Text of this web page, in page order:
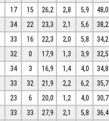
17 15 26,2 2,8 5,9
34 22 23,3 2,1 5,6
33 16 22,3 2,0 5,8
32 0 17,9 1,3 3,9
34 3 16,9 1,4 4,0
33 32 21,9 2,2 6,2
23 6 20,0 1,2 4,0
33 33 27,9 2,1 5,8